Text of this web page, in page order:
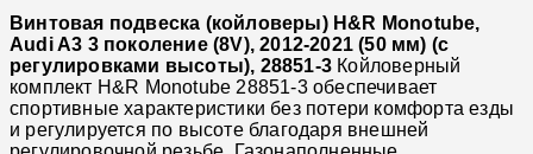
Винтовая подвеска (койловеры) H&R Monotube,
Audi A3 3 поколение (8V), 2012-2021 (50 мм) (с
регулировками высоты), 28851-3 Койловерный
комплект H&R Monotube 28851-3 обеспечивает
спортивные характеристики без потери комфорта езды
и регулируется по высоте благодаря внешней